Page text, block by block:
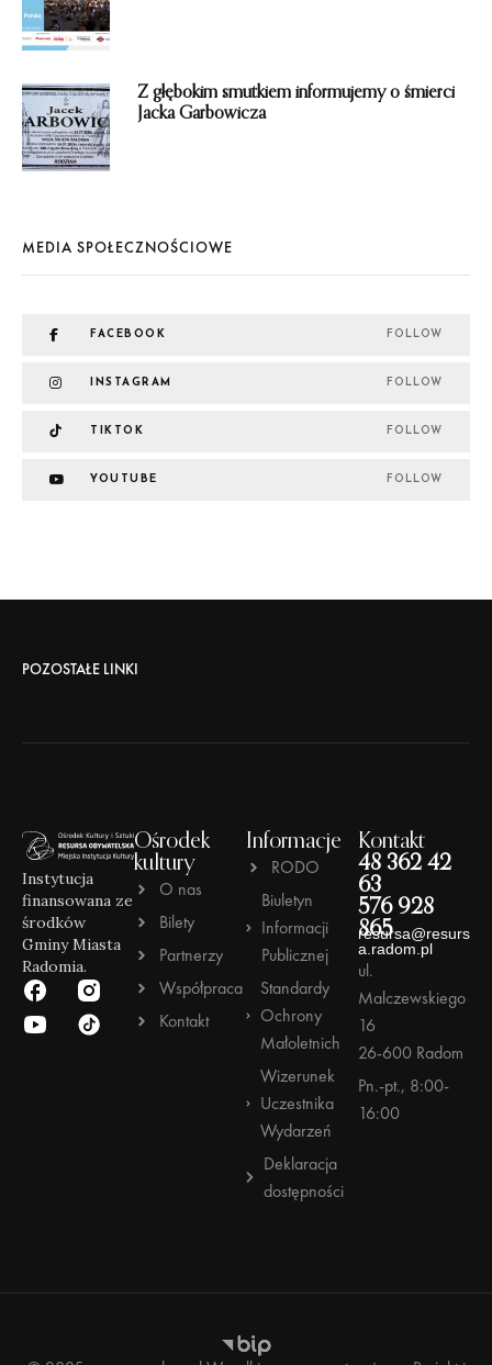
Z głębokim smutkiem informujemy o śmierci
Jacka Garbowicza
MEDIA SPOŁECZNOŚCIOWE
FACEBOOK FOLLOW
INSTAGRAM FOLLOW
TIKTOK FOLLOW
YOUTUBE FOLLOW
POZOSTAŁE LINKI
Instytucja
finansowana ze
środków
Gminy Miasta
Radomia.
Ośrodek
kultury
O nas
Bilety
Partnerzy
Współpraca
Kontakt
Informacje
RODO
Biuletyn
Informacji
Publicznej
Standardy
Ochrony
Małoletnich
Wizerunek
Uczestnika
Wydarzeń
Deklaracja
dostępności
Kontakt
48 362 42
63
576 928
865
resursa@resurs
a.radom.pl
ul.
Malczewskiego
16
26-600 Radom
Pn.-pt., 8:00-
16:00